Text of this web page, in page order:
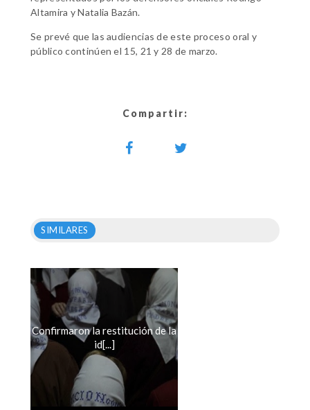
Altamira y Natalia Bazán.
Se prevé que las audiencias de este proceso oral y
público continúen el 15, 21 y 28 de marzo.
Compartir:
SIMILARES
Confirmaron la restitución de la
id[...]